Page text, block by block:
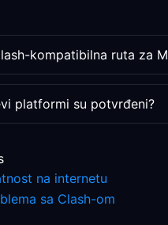
kompatibilna ruta za
platformi su potvrđeni?
na internetu
sa Clash-om